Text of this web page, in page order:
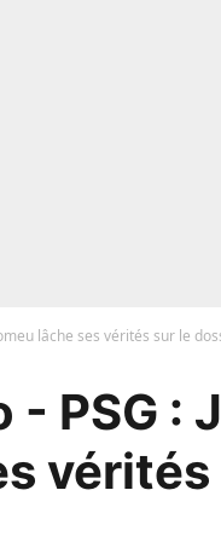
lâche ses vérités sur le
- PSG :